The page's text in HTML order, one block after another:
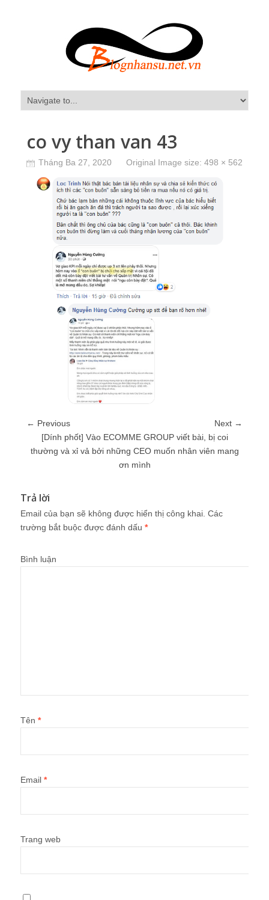
co vy than van 43
Tháng Ba 27, 2020 Original Image size: 498 × 562
← Previous
Next →
[Dính phốt] Vào ECOMME GROUP viết bài, bị coi
thường và xỉ vả bởi những CEO muốn nhân viên mang
ơn mình
Trả lời
Email của bạn sẽ không được hiển thị công khai. Các
trường bắt buộc được đánh dấu *
Bình luận
Tên *
Email *
Trang web